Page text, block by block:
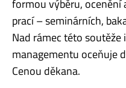
formou výběru, ocenění
prací – seminárních,
Nad rámec této soutěže
managementu oceňuje
Cenou děkana.